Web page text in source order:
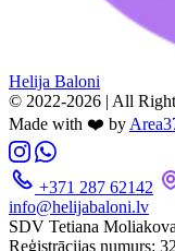
Helija Baloni
© 2022-2026 | All
Made with ❤️ by
+371 287 62142
info@helijabaloni.lv
SDV Tetiana Moliakova
Reģistrācijas numurs: